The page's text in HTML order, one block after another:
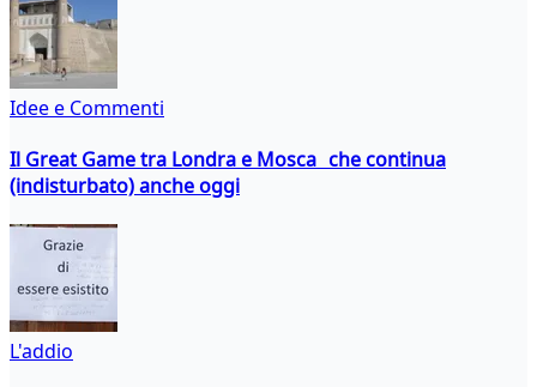
Idee e Commenti
Il Great Game tra Londra e Mosca che continua
(indisturbato) anche oggi
L'addio